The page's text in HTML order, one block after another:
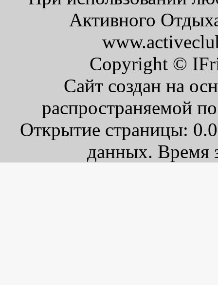
Активного
Copyright ©
Сайт создан на
распространяемой
Открытие страницы:
данных. Время